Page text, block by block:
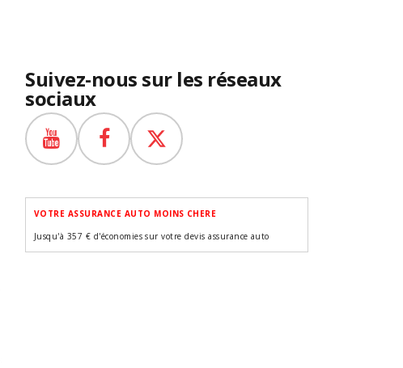
Suivez-nous sur les réseaux
sociaux
VOTRE ASSURANCE AUTO MOINS CHERE
Jusqu'à 357 € d'économies sur votre devis assurance auto